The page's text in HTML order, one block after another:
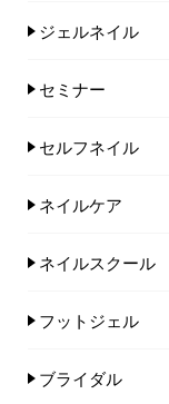
ジェルネイル
セミナー
セルフネイル
ネイルケア
ネイルスクール
フットジェル
ブライダル